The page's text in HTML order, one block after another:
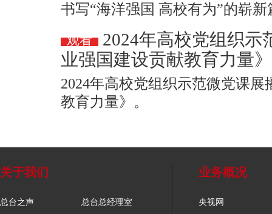
书写“海洋强国 高校有为”的崭新
观看
2024年高校党组织示
业强国建设贡献教育力量》
2024年高校党组织示范微党课
教育力量》。
关于我们
总台之声 总台总经理室
业务概况
央视网